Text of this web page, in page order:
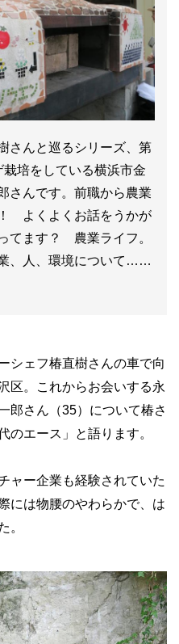
さんと巡るシリーズ、第
培をしている横浜市金
さんです。前職から農業
よくよくお話をうかが
てます？ 農業ライフ。
、人、環境について……
シェフ椿直樹さんの車で向
区。これからお会いする永
郎さん（35）について椿さ
のエース」と語ります。
ャー企業も経験されていた
には物腰のやわらかで、は
。